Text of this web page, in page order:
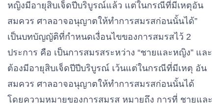
หญิงมีอายุสิบเจ็ดปีบริบูรณ์แล้ว แต่ในกรณีที่มีเหตุอัน
สมควร ศาลอาจอนุญาตให้ทําการสมรสก่อนนั้นได้”
เป็นบทบัญญัติที่กําหนดเงื่อนไขของการสมรสไว้ 2
ประการ คือ เป็นการสมรสระหว่าง “ชายและหญิง” และ
ต้องมีอายุสิบเจ็ดปีปีบริบูรณ์ เว้นแต่ในกรณีที่มีเหตุ อัน
สมควร ศาลอาจอนุญาตให้ทําการสมรสก่อนนั้นได้
โดยความหมายของการสมรส หมายถึง การที่ ชายและ